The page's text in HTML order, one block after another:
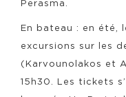
Perasma.
En bateau : en été,
excursions sur les
(Karvounolakos et
15h30. Les tickets